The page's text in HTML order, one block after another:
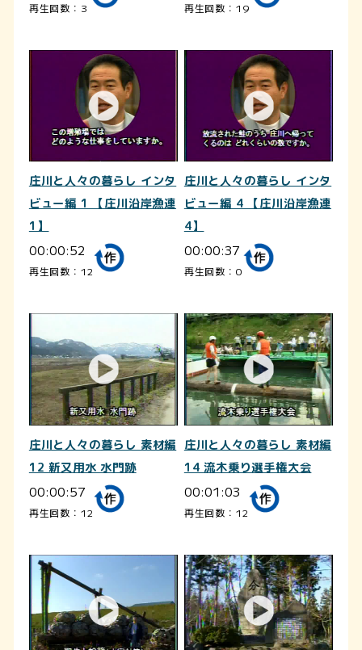
再生回数：3 再生回数：19
庄川と人々の暮らし インタ
ビュー編 1 【庄川沿岸漁連
1】
00:00:52
再生回数：12
庄川と人々の暮らし インタ
ビュー編 4 【庄川沿岸漁連
4】
00:00:37
再生回数：0
庄川と人々の暮らし 素材編
12 新又用水 水門跡
00:00:57
再生回数：12
庄川と人々の暮らし 素材編
14 流木乗り選手権大会
00:01:03
再生回数：12